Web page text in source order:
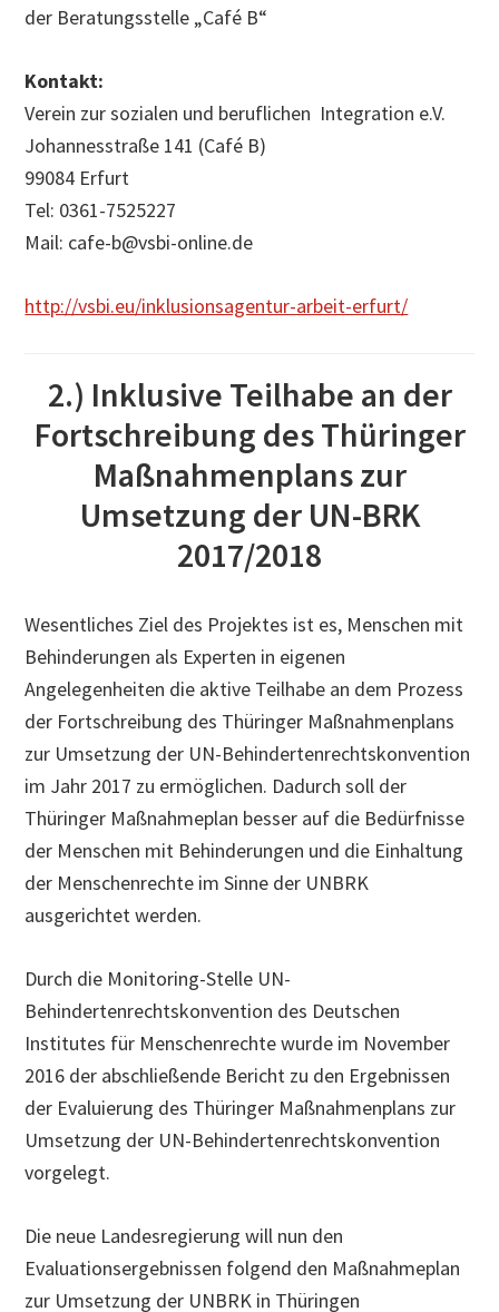
der Beratungsstelle „Café B“
Kontakt:
Verein zur sozialen und beruflichen Integration e.V.
Johannesstraße 141 (Café B)
99084 Erfurt
Tel: 0361-7525227
Mail: cafe-b@vsbi-online.de
http://vsbi.eu/inklusionsagentur-arbeit-erfurt/
2.) Inklusive Teilhabe an der
Fortschreibung des Thüringer
Maßnahmenplans zur
Umsetzung der UN-BRK
2017/2018
Wesentliches Ziel des Projektes ist es, Menschen mit
Behinderungen als Experten in eigenen
Angelegenheiten die aktive Teilhabe an dem Prozess
der Fortschreibung des Thüringer Maßnahmenplans
zur Umsetzung der UN-Behindertenrechtskonvention
im Jahr 2017 zu ermöglichen. Dadurch soll der
Thüringer Maßnahmeplan besser auf die Bedürfnisse
der Menschen mit Behinderungen und die Einhaltung
der Menschenrechte im Sinne der UNBRK
ausgerichtet werden.
Durch die Monitoring-Stelle UN-
Behindertenrechtskonvention des Deutschen
Institutes für Menschenrechte wurde im November
2016 der abschließende Bericht zu den Ergebnissen
der Evaluierung des Thüringer Maßnahmenplans zur
Umsetzung der UN-Behindertenrechtskonvention
vorgelegt.
Die neue Landesregierung will nun den
Evaluationsergebnissen folgend den Maßnahmeplan
zur Umsetzung der UNBRK in Thüringen